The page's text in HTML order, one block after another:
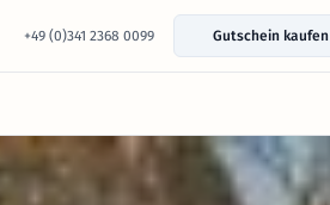
+49 (0)341 2368 0099 Gutschein kaufen